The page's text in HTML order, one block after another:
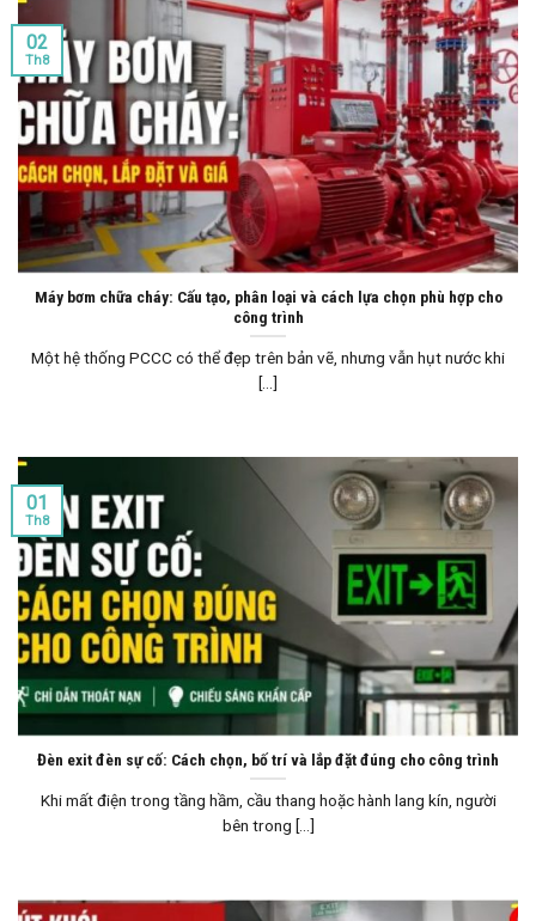
Máy bơm chữa cháy: Cấu tạo, phân loại và cách lựa chọn phù hợp cho
công trình
Một hệ thống PCCC có thể đẹp trên bản vẽ, nhưng vẫn hụt nước khi
[...]
02
Th8
Đèn exit đèn sự cố: Cách chọn, bố trí và lắp đặt đúng cho công trình
Khi mất điện trong tầng hầm, cầu thang hoặc hành lang kín, người
bên trong [...]
01
Th8